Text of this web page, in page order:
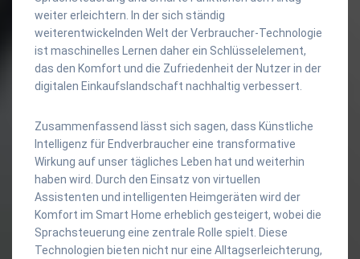
weiter erleichtern. In der sich ständig
weiterentwickelnden Welt der Verbraucher-Technologie
ist maschinelles Lernen daher ein Schlüsselelement,
das den Komfort und die Zufriedenheit der Nutzer in der
digitalen Einkaufslandschaft nachhaltig verbessert.
Zusammenfassend lässt sich sagen, dass Künstliche
Intelligenz für Endverbraucher eine transformative
Wirkung auf unser tägliches Leben hat und weiterhin
haben wird. Durch den Einsatz von virtuellen
Assistenten und intelligenten Heimgeräten wird der
Komfort im Smart Home erheblich gesteigert, wobei die
Sprachsteuerung eine zentrale Rolle spielt. Diese
Technologien bieten nicht nur eine Alltagserleichterung,